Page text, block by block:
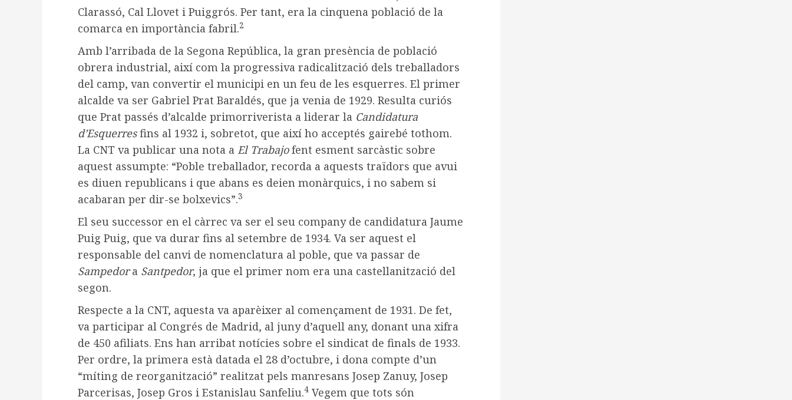
Clarassó, Cal Llovet i Puiggrós. Per tant, era la cinquena població de la
comarca en importància fabril.2
Amb l’arribada de la Segona República, la gran presència de població
obrera industrial, així com la progressiva radicalització dels treballadors
del camp, van convertir el municipi en un feu de les esquerres. El primer
alcalde va ser Gabriel Prat Baraldés, que ja venia de 1929. Resulta curiós
que Prat passés d’alcalde primorriverista a liderar la Candidatura
d’Esquerresfins al 1932 i, sobretot, que així ho acceptés gairebé tothom.
La CNT va publicar una nota a El Trabajofent esment sarcàstic sobre
aquest assumpte: “Poble treballador, recorda a aquests traïdors que avui
es diuen republicans i que abans es deien monàrquics, i no sabem si
acabaran per dir-se bolxevics”.3
El seu successor en el càrrec va ser el seu company de candidatura Jaume
Puig Puig, que va durar fins al setembre de 1934. Va ser aquest el
responsable del canvi de nomenclatura al poble, que va passar de
Sampedora Santpedor, ja que el primer nom era una castellanització del
segon.
Respecte a la CNT, aquesta va aparèixer al començament de 1931. De fet,
va participar al Congrés de Madrid, al juny d’aquell any, donant una xifra
de 450 afiliats. Ens han arribat notícies sobre el sindicat de finals de 1933.
Per ordre, la primera està datada el 28 d’octubre, i dona compte d’un
“míting de reorganització” realitzat pels manresans Josep Zanuy, Josep
Parcerisas, Josep Gros i Estanislau Sanfeliu.4 Vegem que tots són